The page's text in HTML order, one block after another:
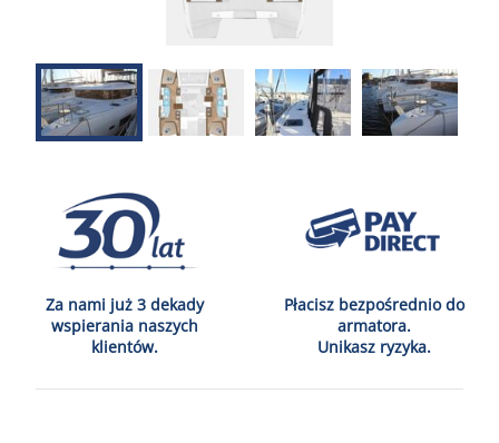
Za nami już 3 dekady
wspierania naszych
klientów.
Płacisz bezpośrednio do
armatora.
Unikasz ryzyka.